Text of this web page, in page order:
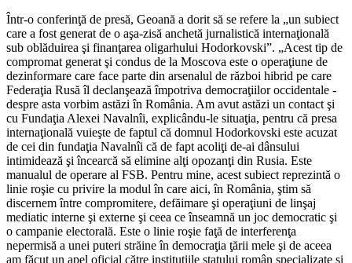
Într-o conferinţă de presă, Geoană a dorit să se refere la „un subiect
care a fost generat de o aşa-zisă anchetă jurnalistică internaţională
sub oblăduirea şi finanţarea oligarhului Hodorkovski”. „Acest tip de
compromat generat şi condus de la Moscova este o operaţiune de
dezinformare care face parte din arsenalul de război hibrid pe care
Federaţia Rusă îl declanşează împotriva democraţiilor occidentale -
despre asta vorbim astăzi în România. Am avut astăzi un contact şi
cu Fundaţia Alexei Navalnîi, explicându-le situaţia, pentru că presa
internaţională vuieşte de faptul că domnul Hodorkovski este acuzat
de cei din fundaţia Navalnîi că de fapt acoliţi de-ai dânsului
intimidează şi încearcă să elimine alţi opozanţi din Rusia. Este
manualul de operare al FSB. Pentru mine, acest subiect reprezintă o
linie roşie cu privire la modul în care aici, în România, ştim să
discernem între compromitere, defăimare şi operaţiuni de linşaj
mediatic interne şi externe şi ceea ce înseamnă un joc democratic şi
o campanie electorală. Este o linie roşie faţă de interferenţa
nepermisă a unei puteri străine în democraţia ţării mele şi de aceea
am făcut un apel oficial către instituţiile statului român specializate şi